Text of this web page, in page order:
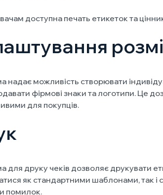
доступна печать етикеток та
надає можливість створювати
фірмові знаки та логотипи. Це
для покупців.
для друку чеків дозволяє друкувати
як стандартними шаблонами, так
помилок.